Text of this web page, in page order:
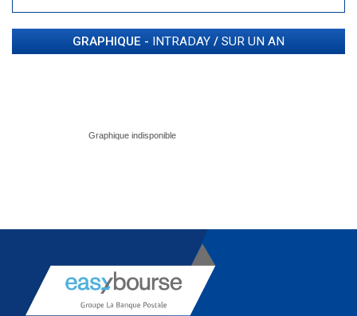
GRAPHIQUE - INTRADAY / SUR UN AN